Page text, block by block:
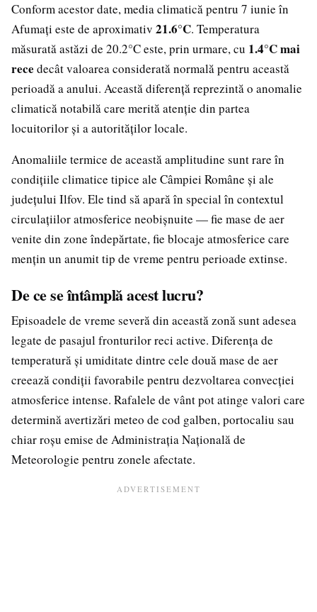
Conform acestor date, media climatică pentru 7 iunie în
Afumați este de aproximativ 21.6°C. Temperatura
măsurată astăzi de 20.2°C este, prin urmare, cu 1.4°C mai
rece decât valoarea considerată normală pentru această
perioadă a anului. Această diferență reprezintă o anomalie
climatică notabilă care merită atenție din partea
locuitorilor și a autorităților locale.
Anomaliile termice de această amplitudine sunt rare în
condițiile climatice tipice ale Câmpiei Române și ale
județului Ilfov. Ele tind să apară în special în contextul
circulațiilor atmosferice neobișnuite — fie mase de aer
venite din zone îndepărtate, fie blocaje atmosferice care
mențin un anumit tip de vreme pentru perioade extinse.
De ce se întâmplă acest lucru?
Episoadele de vreme severă din această zonă sunt adesea
legate de pasajul fronturilor reci active. Diferența de
temperatură și umiditate dintre cele două mase de aer
creează condiții favorabile pentru dezvoltarea convecției
atmosferice intense. Rafalele de vânt pot atinge valori care
determină avertizări meteo de cod galben, portocaliu sau
chiar roșu emise de Administrația Națională de
Meteorologie pentru zonele afectate.